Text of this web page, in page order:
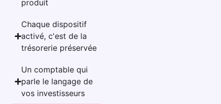
produit
Chaque dispositif
activé, c'est de la
trésorerie préservée
Un comptable qui
parle le langage de
vos investisseurs